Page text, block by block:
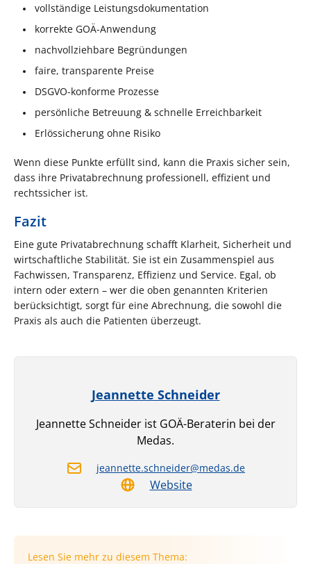
vollständige Leistungsdokumentation
korrekte GOÄ-Anwendung
nachvollziehbare Begründungen
faire, transparente Preise
DSGVO-konforme Prozesse
persönliche Betreuung & schnelle Erreichbarkeit
Erlössicherung ohne Risiko
Wenn diese Punkte erfüllt sind, kann die Praxis sicher sein,
dass ihre Privatabrechnung professionell, effizient und
rechtssicher ist.
Fazit
Eine gute Privatabrechnung schafft Klarheit, Sicherheit und
wirtschaftliche Stabilität. Sie ist ein Zusammenspiel aus
Fachwissen, Transparenz, Effizienz und Service. Egal, ob
intern oder extern – wer die oben genannten Kriterien
berücksichtigt, sorgt für eine Abrechnung, die sowohl die
Praxis als auch die Patienten überzeugt.
Jeannette Schneider
Jeannette Schneider ist GOÄ-Beraterin bei der
Medas.
jeannette.schneider@medas.de
Website
Lesen Sie mehr zu diesem Thema: